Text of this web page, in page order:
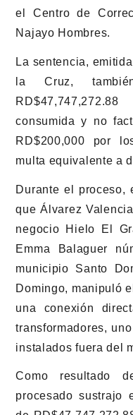
el Centro de
Najayo Hombres.
La sentencia,
la Cruz,
consumida y no
RD$200,000 por
multa equivalente a
Durante el proceso,
que Álvarez
negocio Hielo El
Emma Balaguer
municipio Santo
Domingo, manipuló
una conexión
transformadores,
instalados fuera del
Como resultado
procesado sustrajo